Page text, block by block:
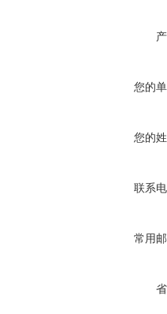
您的
您的
联系
常用